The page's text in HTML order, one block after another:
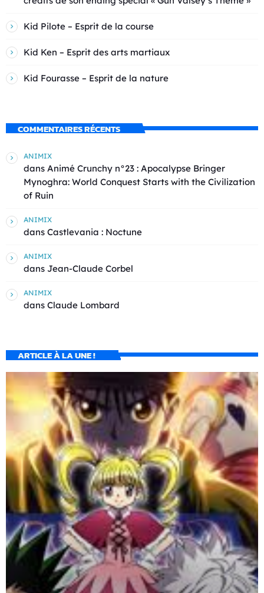
Kid Pilote – Esprit de la course
Kid Ken – Esprit des arts martiaux
Kid Fourasse – Esprit de la nature
COMMENTAIRES RÉCENTS
ANIMIX
dans Animé Crunchy n°23 : Apocalypse Bringer
Mynoghra: World Conquest Starts with the Civilization
of Ruin
ANIMIX
dans Castlevania : Noctune
ANIMIX
dans Jean-Claude Corbel
ANIMIX
dans Claude Lombard
ARTICLE À LA UNE !